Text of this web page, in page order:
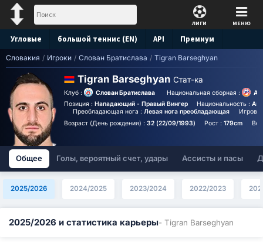
ЛИГИ МЕНЮ
Угловые большой теннис (EN) API Премиум
Прогноз
Словакия / Игроки / Слован Братислава / Tigran Barseghyan
Tigran Barseghyan Стат-ка
Клуб : Слован Братислава Национальная сборная :
Позиция : Нападающий - Правый Вингер Национальность :
Преобладающая нога :Левая нога преобладающая
Возраст (День рождения) : 32 (22/09/1993) Рост :179cm
Общее Голы, вероятный счет, удары Ассисты и пасы
2025/2026 2024/2025 2023/2024 2022/2023
2025/2026 и статистика карьеры- Tigran Barseghyan